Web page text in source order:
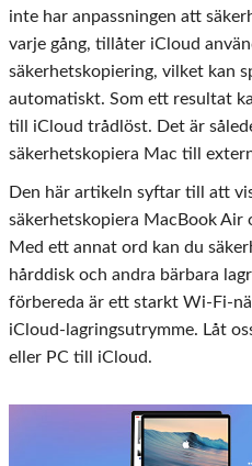
inte har anpassningen att
varje gång, tillåter iCloud
säkerhetskopiering, vilket kan
automatiskt. Som ett resultat
till iCloud trådlöst. Det är
säkerhetskopiera Mac till
Den här artikeln syftar till att
säkerhetskopiera MacBook
Med ett annat ord kan du
hårddisk och andra bärbara
förbereda är ett starkt Wi-Fi-
iCloud-lagringsutrymme. Låt
eller PC till iCloud.